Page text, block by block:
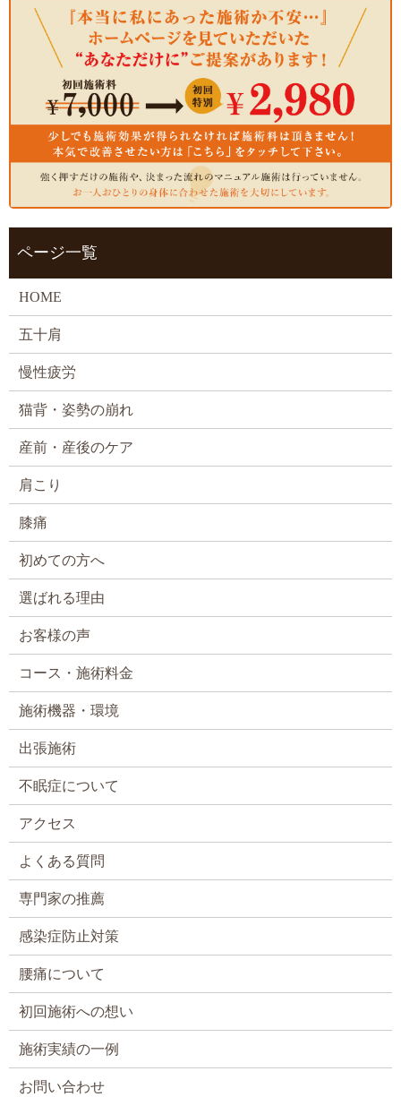
ページ一覧
HOME
五十肩
慢性疲労
猫背・姿勢の崩れ
産前・産後のケア
肩こり
膝痛
初めての方へ
選ばれる理由
お客様の声
コース・施術料金
施術機器・環境
出張施術
不眠症について
アクセス
よくある質問
専門家の推薦
感染症防止対策
腰痛について
初回施術への想い
施術実績の一例
お問い合わせ